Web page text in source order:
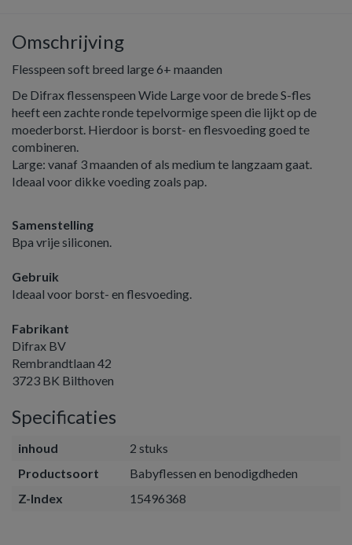
Omschrijving
Flesspeen soft breed large 6+ maanden
De Difrax flessenspeen Wide Large voor de brede S-fles
heeft een zachte ronde tepelvormige speen die lijkt op de
moederborst. Hierdoor is borst- en flesvoeding goed te
combineren.
Large: vanaf 3 maanden of als medium te langzaam gaat.
Ideaal voor dikke voeding zoals pap.
Samenstelling
Bpa vrije siliconen.
Gebruik
Ideaal voor borst- en flesvoeding.
Fabrikant
Difrax BV
Rembrandtlaan 42
3723 BK Bilthoven
Specificaties
inhoud
2 stuks
Productsoort
Babyflessen en benodigdheden
Z-Index
15496368